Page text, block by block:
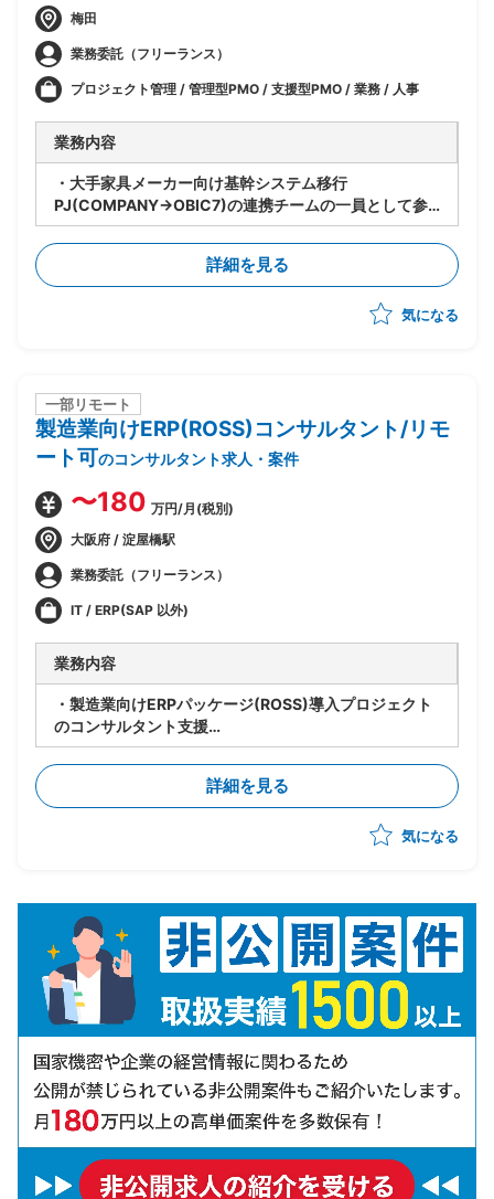
梅田
業務委託（フリーランス）
プロジェクト管理 / 管理型PMO / 支援型PMO / 業務 / 人事
業務内容
・大手家具メーカー向け基幹システム移行
PJ(COMPANY→OBIC7)の連携チームの一員として参
画
・OBIC7と周辺システム間のデータ連携設計/検証/テス
・人事給与領域の各種マスタデータ、勤怠情報、給与計
算データ等の連携仕様妥当性検証、課題整理、関係各所
出し
詳細を見る
気になる
一部リモート
製造業向けERP(ROSS)コンサルタント/リモ
ート可のコンサルタント求人・案件
〜180 万円/月(税別)
大阪府 / 淀屋橋駅
業務委託（フリーランス）
IT / ERP(SAP 以外)
業務内容
・製造業向けERPパッケージ(ROSS)導入プロジェクト
のコンサルタント支援
・ベンダー側、ERPコンサルタントポジション
・製造業務要件のヒアリング、業務フロー整理、要件定
・ERPパッケージの機能調査、Fit&Gap分析
・導入設定、テスト支援、ユーザートレーニング対応
詳細を見る
気になる